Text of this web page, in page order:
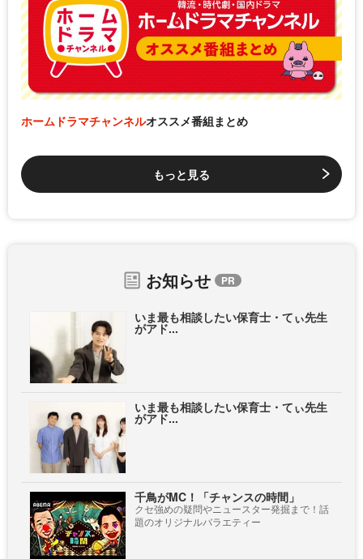
ホームドラマチャンネルオススメ番組まとめ
もっと見る
お知らせ
いま最も相談したい保育士・てぃ先生
がアド...
いま最も相談したい保育士・てぃ先生
がアド...
千鳥がMC！「チャンスの時間」
クセ強めの疑問やニュースター発掘まで！話
題のオリジナルバラエティー